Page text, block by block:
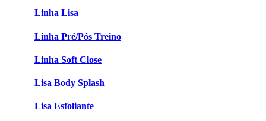
Linha Lisa
Linha Pré/Pós Treino
Linha Soft Close
Lisa Body Splash
Lisa Esfoliante